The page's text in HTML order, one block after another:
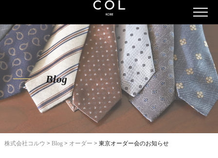
Blog
株式会社コルウ > Blog> オーダー > 東京オーダー会のお知らせ